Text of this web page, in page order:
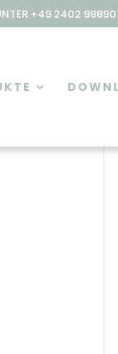
+49 2402